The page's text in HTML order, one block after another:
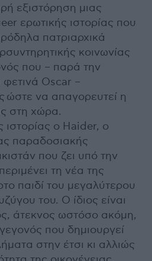
εξιστόρηση μιας
ερωτικής ιστορίας που
πατριαρχικά
κοινωνίας
που – παρά την
Oscar –
ώστε να απαγορευτεί η
στη χώρα.
ιστορίας ο Haider, ο
παραδοσιακής
που ζει υπό την
τη νέα της
παιδί του μεγαλύτερου
του. Ο ίδιος είναι
άτεκνος ωστόσο ακόμη,
που δημιουργεί
στην έτσι κι αλλιώς